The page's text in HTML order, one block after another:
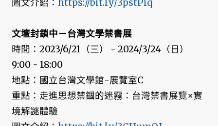
圖文介紹： https://bit.ly/3pstPiq
文壇封鎖中－台灣文學禁書展
時間：2023/6/21（三） - 2024/3/24（日）
9:00 - 18:00
地點：國立台灣文學館-展覽室C
重點：走進思想禁錮的迷霧：台灣禁書展覽×實
境解謎體驗